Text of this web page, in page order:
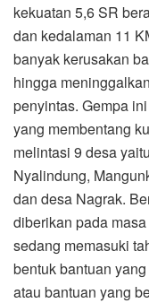
kekuatan 5,6 SR
dan kedalaman 11
banyak kerusakan
hingga
penyintas. Gempa
yang membentang
melintasi 9 desa
Nyalindung,
dan desa Nagrak.
diberikan pada
sedang memasuki
bentuk bantuan
atau bantuan yang